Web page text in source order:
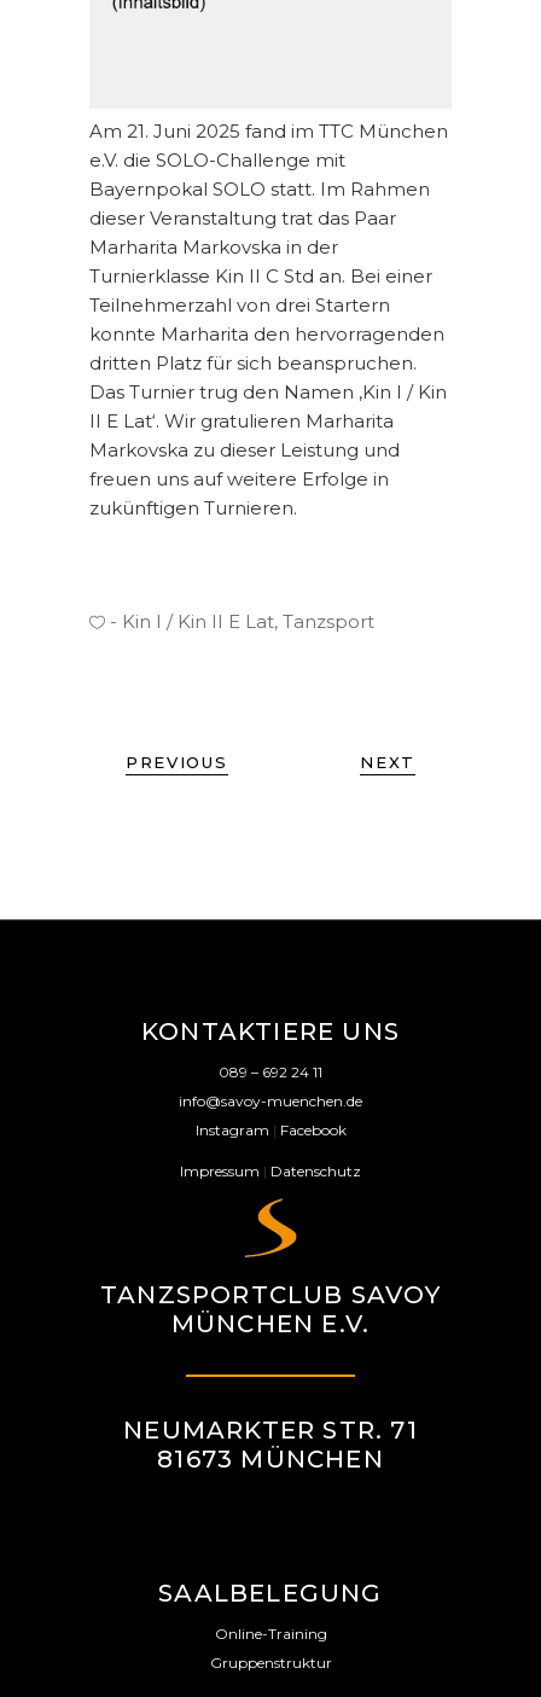
Am 21. Juni 2025 fand im TTC München
e.V. die SOLO-Challenge mit
Bayernpokal SOLO statt. Im Rahmen
dieser Veranstaltung trat das Paar
Marharita Markovska in der
Turnierklasse Kin II C Std an. Bei einer
Teilnehmerzahl von drei Startern
konnte Marharita den hervorragenden
dritten Platz für sich beanspruchen.
Das Turnier trug den Namen ‚Kin I / Kin
II E Lat‘. Wir gratulieren Marharita
Markovska zu dieser Leistung und
freuen uns auf weitere Erfolge in
zukünftigen Turnieren.
Kin I / Kin II E Lat, Tanzsport
PREVIOUS NEXT
KONTAKTIERE UNS
089 – 692 24 11
info@savoy-muenchen.de
Instagram | Facebook
Impressum | Datenschutz
TANZSPORTCLUB SAVOY
MÜNCHEN E.V.
NEUMARKTER STR. 71
81673 MÜNCHEN
SAALBELEGUNG
Online-Training
Gruppenstruktur